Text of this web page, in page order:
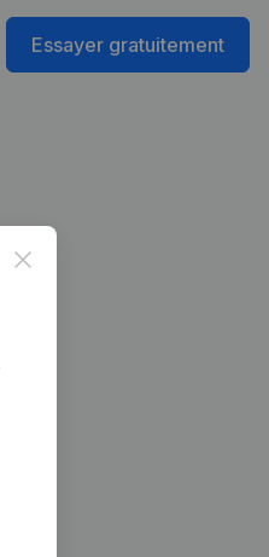
Essayer gratuitement
Close